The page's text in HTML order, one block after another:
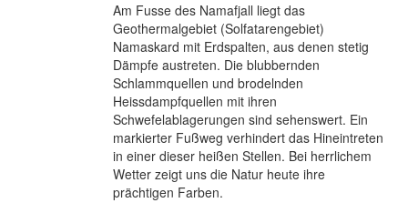
Am Fusse des Namafjall liegt das
Geothermalgebiet (Solfatarengebiet)
Namaskard mit Erdspalten, aus denen stetig
Dämpfe austreten. Die blubbernden
Schlammquellen und brodelnden
Heissdampfquellen mit ihren
Schwefelablagerungen sind sehenswert. Ein
markierter Fußweg verhindert das Hineintreten
in einer dieser heißen Stellen. Bei herrlichem
Wetter zeigt uns die Natur heute ihre
prächtigen Farben.